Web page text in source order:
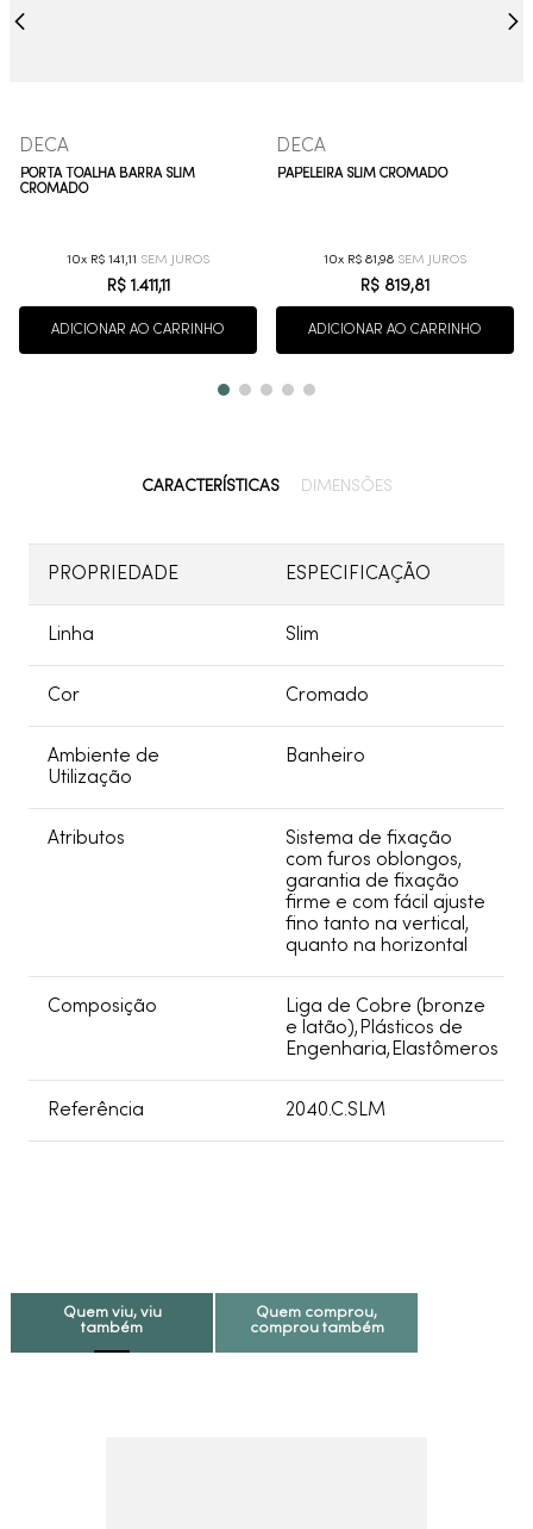
DECA
PORTA TOALHA BARRA SLIM
CROMADO
10 R$ 141 ,11
R$ 1 .411 ,11
ADICIONAR AO CARRINHO
DECA
PAPELEIRA SLIM CROMADO
10 R$ 81 ,98
R$ 819,81
ADICIONAR AO CARRINHO
CARACTERÍSTICAS DIMENSÕES
PROPRIEDADE ESPECIFICAÇÃO
Linha Slim
Cor Cromado
Ambiente de
Utilização
Banheiro
Atributos
Sistema de fixação
com furos oblongos,
garantia de fixação
firme e com fácil ajuste
fino tanto na vertical,
quanto na horizontal
Composição
Liga de Cobre (bronze
e latão),Plásticos de
Engenharia,Elastômeros
Referência 2040.C.SLM
Quem viu, viu
também
Quem comprou,
comprou também